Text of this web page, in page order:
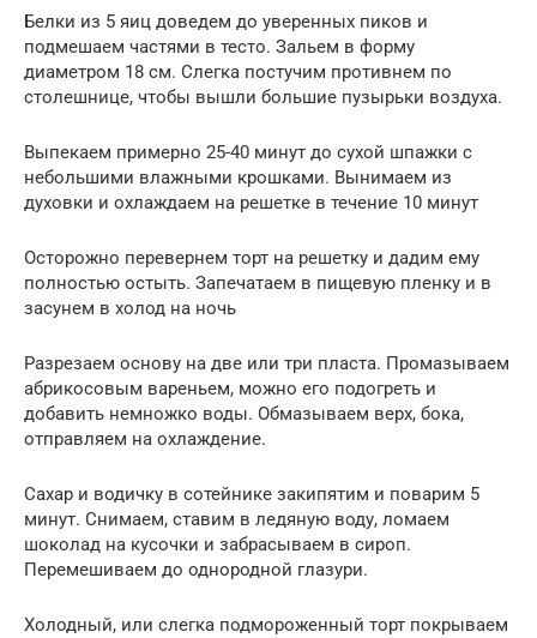
Белки из 5 яиц доведем до уверенных пиков и
подмешаем частями в тесто. Зальем в форму
диаметром 18 см. Слегка постучим противнем по
столешнице, чтобы вышли большие пузырьки воздуха.
Выпекаем примерно 25-40 минут до сухой шпажки с
небольшими влажными крошками. Вынимаем из
духовки и охлаждаем на решетке в течение 10 минут
Осторожно перевернем торт на решетку и дадим ему
полностью остыть. Запечатаем в пищевую пленку и в
засунем в холод на ночь
Разрезаем основу на две или три пласта. Промазываем
абрикосовым вареньем, можно его подогреть и
добавить немножко воды. Обмазываем верх, бока,
отправляем на охлаждение.
Сахар и водичку в сотейнике закипятим и поварим 5
минут. Снимаем, ставим в ледяную воду, ломаем
шоколад на кусочки и забрасываем в сироп.
Перемешиваем до однородной глазури.
Холодный, или слегка подмороженный торт покрываем